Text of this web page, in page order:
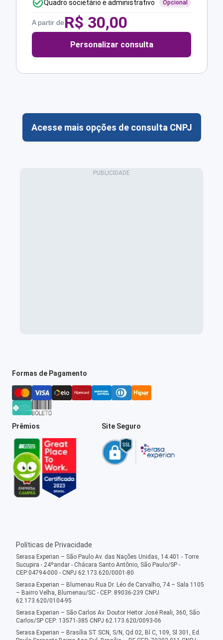
Quadro societário e administrativo Opcional
A partir deR$ 30,00
Personalizar consulta
Acesse mais opções de consulta CNPJ
Formas de Pagamento
Prêmios Site Seguro
Políticas de Privacidade
Serasa Experian – São Paulo Av. das Nações Unidas, 14.401 - Torre
Sucupira - 24ºandar - Chácara Santo Antônio, São Paulo/SP -
CEP:04794-000 - CNPJ 62.173.620/0001-80
Serasa Experian – Blumenau Rua Dr. Léo de Carvalho, 74 – Sala 1105
– Bairro Velha, Blumenau/SC - CEP: 89036-239 CNPJ
62.173.620/0104-95
Serasa Experian – São Carlos Av. Doutor Heitor José Reali, 360, São
Carlos/SP CEP: 13571-385 CNPJ 62.173.620/0093-06
Serasa Experian – Brasília ST SCN, S/N, Qd 02, Bl C, 109, Sl 301, Ed.